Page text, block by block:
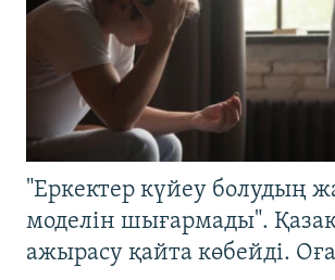
"Еркектер күйеу болудың
моделін шығармады".
ажырасу қайта көбейді.